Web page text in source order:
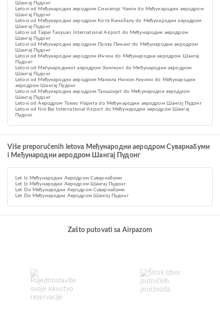
Шангај Пудонг
Letovi od Међународни аеродром Сингапур Чанги do Међународни аеродром
Шангај Пудонг
Letovi od Међународни аеродром Кота Кинабалу do Међународни аеродром
Шангај Пудонг
Letovi od Taipei Taoyuan International Airport do Међународни аеродром
Шангај Пудонг
Letovi od Међународни аеродром Пулау Пинанг do Међународни аеродром
Шангај Пудонг
Letovi od Међународни аеродром Инчон do Међународни аеродром Шангај
Пудонг
Letovi od Меѓународниот аеродром Хонгконг do Међународни аеродром
Шангај Пудонг
Letovi od Међународни аеродром Манила Нинои Акуино do Међународни
аеродром Шангај Пудонг
Letovi od Међународни аеродром Таншонјат do Међународни аеродром
Шангај Пудонг
Letovi od Аеродром Токио Нарита do Међународни аеродром Шангај Пудонг
Letovi od Noi Bai International Airport do Међународни аеродром Шангај
Пудонг
Više preporučenih letova Међународни аеродром Суварнабуми
i Међународни аеродром Шангај Пудонг
Let Iz Међународни Аеродром Суварнабуми
Let Iz Међународни Аеродром Шангај Пудонг
Let Do Међународни Аеродром Суварнабуми
Let Do Међународни Аеродром Шангај Пудонг
Zašto putovati sa Airpazom